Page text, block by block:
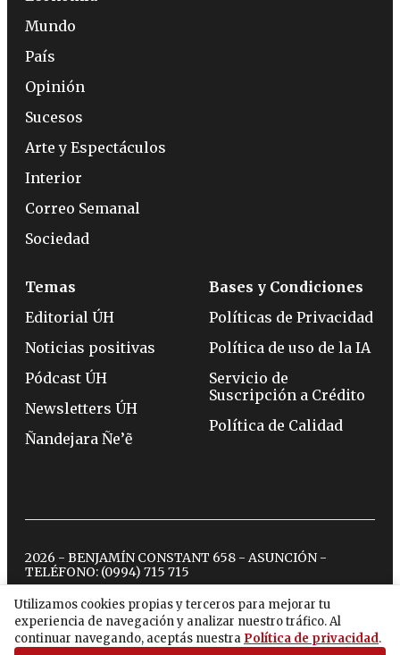
Utilizamos cookies propias y terceros para mejorar tu
experiencia de navegación y analizar nuestro tráfico. Al
continuar navegando, aceptás nuestra Política de privacidad.
Mundo
País
Opinión
Sucesos
Arte y Espectáculos
Interior
Correo Semanal
Sociedad
Temas
Editorial ÚH
Noticias positivas
Pódcast ÚH
Newsletters ÚH
Ñandejara Ñe’ẽ
Bases y Condiciones
Políticas de Privacidad
Política de uso de la IA
Servicio de
Suscripción a Crédito
Política de Calidad
2026 - BENJAMÍN CONSTANT 658 - ASUNCIÓN -
TELÉFONO: (0994) 715 715
twitterinstagram
facebook
tiktokyoutubespotify